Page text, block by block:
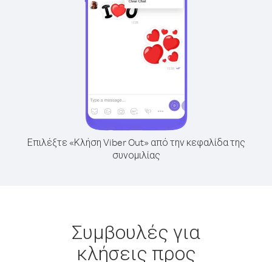
Επιλέξτε «Κλήση Viber Out» από την κεφαλίδα της
συνομιλίας
Συμβουλές για
κλήσεις προς